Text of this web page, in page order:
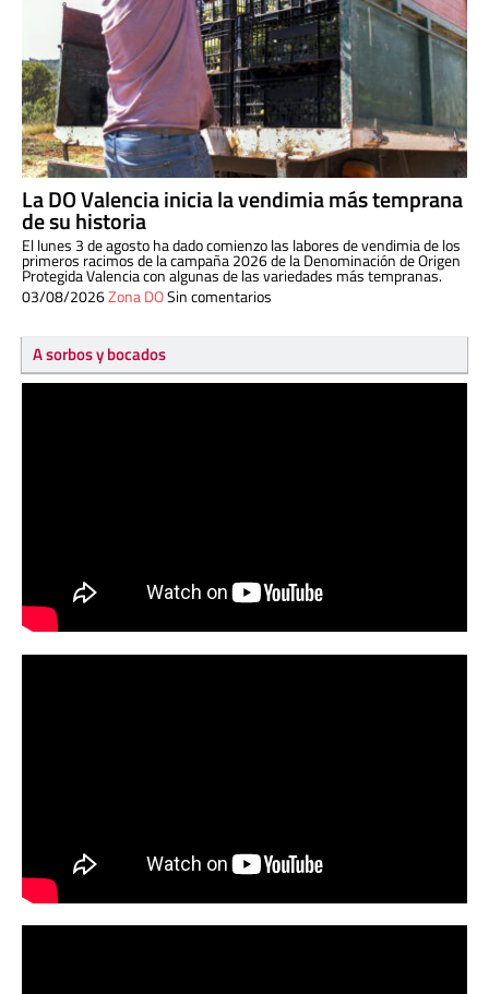
La DO Valencia inicia la vendimia más temprana
de su historia
El lunes 3 de agosto ha dado comienzo las labores de vendimia de los
primeros racimos de la campaña 2026 de la Denominación de Origen
Protegida Valencia con algunas de las variedades más tempranas.
03/08/2026Zona DOSin comentarios
A sorbos y bocados